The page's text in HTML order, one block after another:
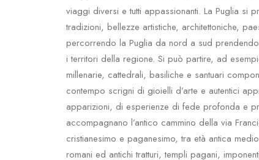
viaggi diversi e tutti appassionanti. La Puglia si
tradizioni, bellezze artistiche, architettoniche,
percorrendo la Puglia da nord a sud
i territori della regione. Si può partire, ad
millenarie, cattedrali, basiliche e santuari
contempo scrigni di gioielli d’arte e autentici
apparizioni, di esperienze di fede profonda e
accompagnano l’antico cammino della via
cristianesimo e paganesimo, tra età antica
romani ed antichi tratturi, templi pagani,